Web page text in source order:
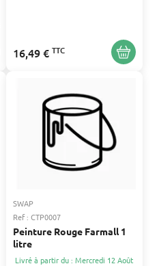
16,49 € TTC
SWAP
Ref : CTP0007
Peinture Rouge Farmall 1
litre
Livré à partir du : Mercredi 12 Août